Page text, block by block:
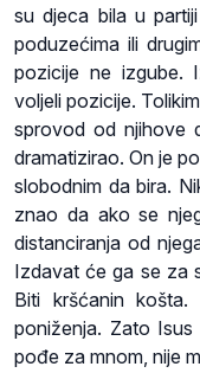
su djeca bila u
poduzećima ili
pozicije ne izgube.
voljeli pozicije.
sprovod od njihove
dramatizirao. On je
slobodnim da bira.
znao da ako se
distanciranja od
Izdavat će ga se za
Biti kršćanin
poniženja. Zato
pođe za mnom, nije